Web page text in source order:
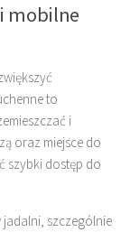
mobilne
to
i
oraz miejsce do
szybki dostęp do
szczególnie